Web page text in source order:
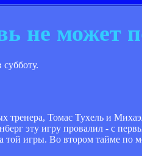
не может
Томас Тухель и
эту игру провалил - с
той игры. Во втором тайме по